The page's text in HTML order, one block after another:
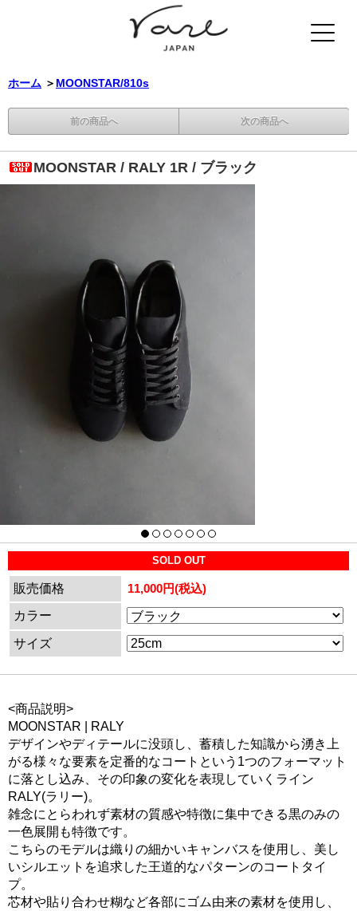
ホーム ＞ MOONSTAR/810s
前の商品へ 次の商品へ
MOONSTAR / RALY 1R / ブラック
SOLD OUT
販売価格
11,000円(税込)
カラー
サイズ
<商品説明>
MOONSTAR | RALY
デザインやディテールに没頭し、蓄積した知識から湧き上
がる様々な要素を定番的なコートという1つのフォーマット
に落とし込み、その印象の変化を表現していくライン
RALY(ラリー)。
雑念にとらわれず素材の質感や特徴に集中できる黒のみの
一色展開も特徴です。
こちらのモデルは織りの細かいキャンバスを使用し、美し
いシルエットを追求した王道的なパターンのコートタイ
プ。
芯材や貼り合わせ糊など各部にゴム由来の素材を使用し、